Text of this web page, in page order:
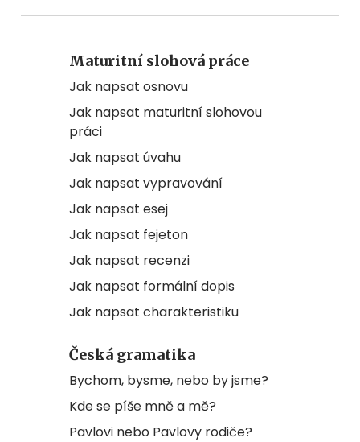
Maturitní slohová práce
Jak napsat osnovu
Jak napsat maturitní slohovou
práci
Jak napsat úvahu
Jak napsat vypravování
Jak napsat esej
Jak napsat fejeton
Jak napsat recenzi
Jak napsat formální dopis
Jak napsat charakteristiku
Česká gramatika
Bychom, bysme, nebo by jsme?
Kde se píše mně a mě?
Pavlovi nebo Pavlovy rodiče?